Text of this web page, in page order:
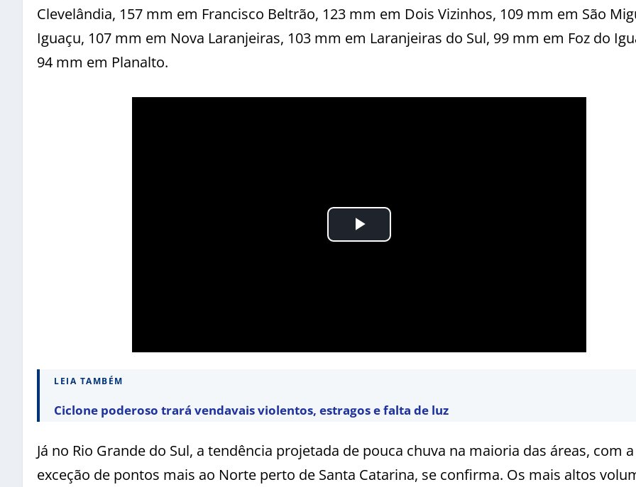
Clevelândia, 157 mm em Francisco Beltrão, 123 mm em Dois Vizinhos, 109 mm em São
Iguaçu, 107 mm em Nova Laranjeiras, 103 mm em Laranjeiras do Sul, 99 mm em Foz do
94 mm em Planalto.
LEIA TAMBÉM
Ciclone poderoso trará vendavais violentos, estragos e falta de luz
Já no Rio Grande do Sul, a tendência projetada de pouca chuva na maioria das áreas, com a
exceção de pontos mais ao Norte perto de Santa Catarina, se confirma. Os mais altos